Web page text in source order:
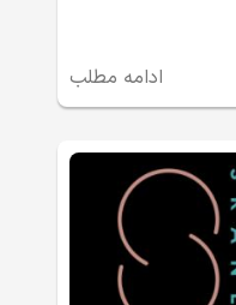
ادامه مطلب